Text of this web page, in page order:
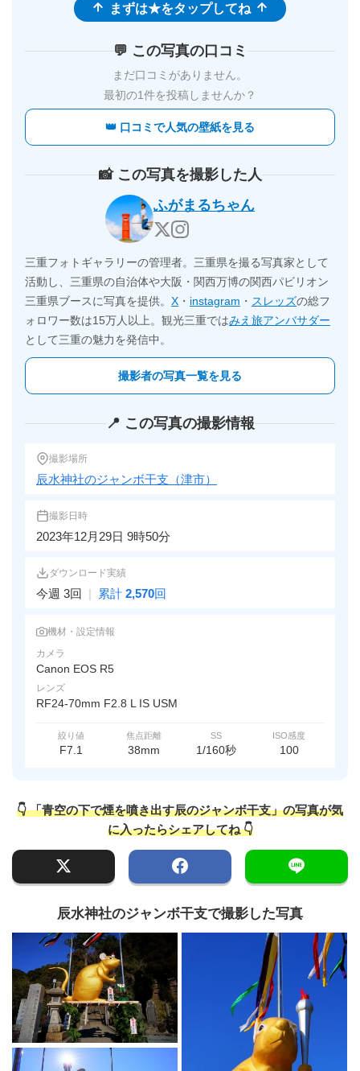
まずは★をタップしてね
💬 この写真の口コミ
まだ口コミがありません。
最初の1件を投稿しませんか？
👑 口コミで人気の壁紙を見る
📸 この写真を撮影した人
ふがまるちゃん
三重フォトギャラリーの管理者。三重県を撮る写真家として
活動し、三重県の自治体や大阪・関西万博の関西パビリオン
三重県ブースに写真を提供。 X ・ instagram ・ スレッズの総フ
ォロワー数は15万人以上。観光三重ではみえ旅アンバサダー
として三重の魅力を発信中。
撮影者の写真一覧を見る
📍 この写真の撮影情報
撮影場所
辰水神社のジャンボ干支（津市）
撮影日時
2023年12月29日 9時50分
ダウンロード実績
今週 3回 | 累計 2,570回
機材・設定情報
カメラ
Canon EOS R5
レンズ
RF24-70mm F2.8 L IS USM
絞り値
F7.1
焦点距離
38mm
SS
1/160秒
ISO感度
100
👇 「青空の下で煙を噴き出す辰のジャンボ干支」の写真が気
に入ったらシェアしてね 👇
辰水神社のジャンボ干支で撮影した写真